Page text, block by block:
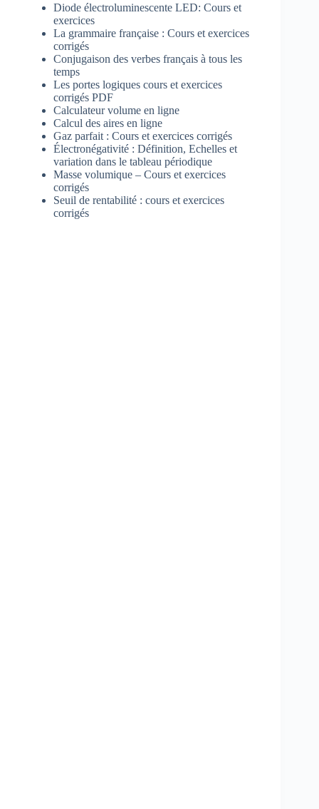
Diode électroluminescente LED: Cours et
exercices
La grammaire française : Cours et exercices
corrigés
Conjugaison des verbes français à tous les
temps
Les portes logiques cours et exercices
corrigés PDF
Calculateur volume en ligne
Calcul des aires en ligne
Gaz parfait : Cours et exercices corrigés
Électronégativité : Définition, Echelles et
variation dans le tableau périodique
Masse volumique – Cours et exercices
corrigés
Seuil de rentabilité : cours et exercices
corrigés